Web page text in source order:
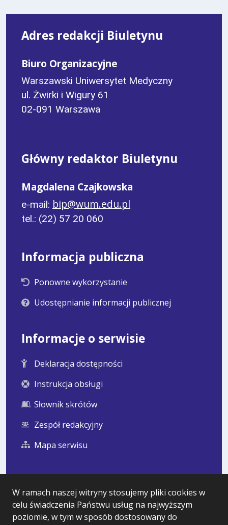
W ramach naszej witryny stosujemy pliki cookies w
celu świadczenia Państwu usług na najwyższym
poziomie, w tym w sposób dostosowany do
Adres redakcji Biuletynu
Biuro Organizacyjne
Warszawski Uniwersytet Medyczny
ul. Żwirki i Wigury 61
02-091 Warszawa
Główny redaktor Biuletynu
Magdalena Czajkowska
e-mail: bip@wum.edu.pl
tel.: (22) 57 20 060
Informacja publiczna
Ponowne wykorzystanie
Udostępnianie informacji publicznej
Informacje o serwisie
Deklaracja dostępności
Instrukcja obsługi
Słownik skrótów
Zespół redakcyjny
Mapa serwisu
Statystyki oglądalności